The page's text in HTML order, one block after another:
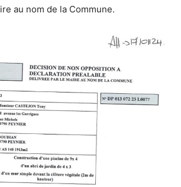
au nom de la Commune.